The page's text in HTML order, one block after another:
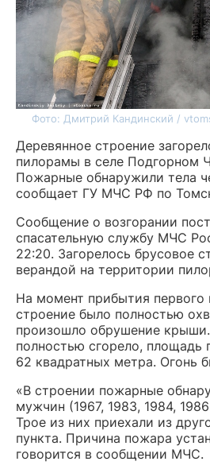
Фото: Дмитрий Кандинский /
Деревянное строение
пилорамы в селе Подгорном
Пожарные обнаружили тела
сообщает ГУ МЧС РФ по
Сообщение о возгорании
спасательную службу МЧС
22:20. Загорелось брусовое
верандой на территории
На момент прибытия первого
строение было полностью
произошло обрушение
полностью сгорело, площадь
62 квадратных метра. Огонь
«В строении пожарные
мужчин (1967, 1983, 1984,
Трое из них приехали из
пункта. Причина пожара
говорится в сообщении МЧС.